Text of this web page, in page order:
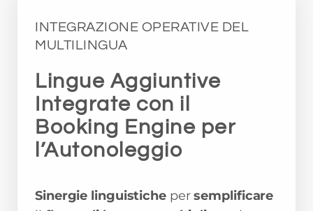
INTEGRAZIONE OPERATIVE DEL
MULTILINGUA
Lingue Aggiuntive
Integrate con il
Booking Engine per
l’Autonoleggio
Sinergie linguistichepersemplificare